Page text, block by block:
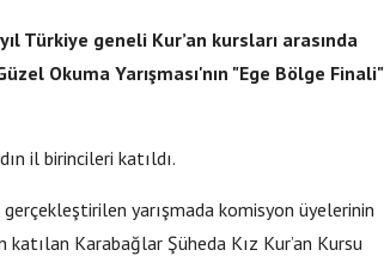
Türkiye geneli Kur’an kursları arasında
Okuma Yarışması'nın "Ege Bölge Finali"
il birincileri katıldı.
yarışmada komisyon üyelerinin
Karabağlar Şüheda Kız Kur’an Kursu